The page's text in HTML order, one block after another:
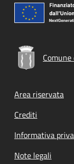
Footer
Area riservata
Crediti
Informativa
Note legali